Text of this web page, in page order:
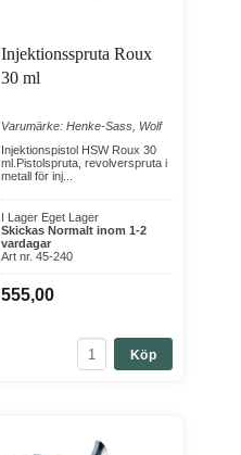
Injektionsspruta Roux
30 ml
Varumärke: Henke-Sass, Wolf
Injektionspistol HSW Roux 30
ml.Pistolspruta, revolverspruta i
metall för inj...
I Lager Eget Lager
Skickas Normalt inom 1-2
vardagar
Art nr. 45-240
555,00
Köp